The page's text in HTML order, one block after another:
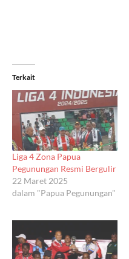
Terkait
Liga 4 Zona Papua
Pegunungan Resmi Bergulir
22 Maret 2025
dalam "Papua Pegunungan"